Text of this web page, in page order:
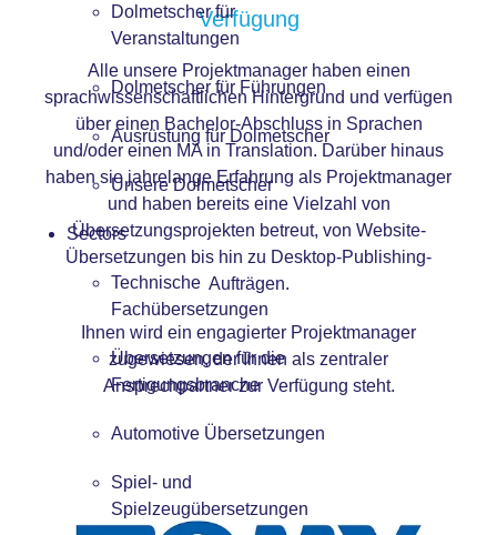
Dolmetscher für
Veranstaltungen
Dolmetscher für Führungen
Ausrüstung für Dolmetscher
Unsere Dolmetscher
Sectors
Technische
Fachübersetzungen
Übersetzungen für die
Fertigungsbranche
Automotive Übersetzungen
Spiel- und
Spielzeugübersetzungen
Verfügung
Alle unsere Projektmanager haben einen
sprachwissenschaftlichen Hintergrund und verfügen
über einen Bachelor-Abschluss in Sprachen
und/oder einen MA in Translation. Darüber hinaus
haben sie jahrelange Erfahrung als Projektmanager
und haben bereits eine Vielzahl von
Übersetzungsprojekten betreut, von Website-
Übersetzungen bis hin zu Desktop-Publishing-
Aufträgen.
Ihnen wird ein engagierter Projektmanager
zugewiesen, der Ihnen als zentraler
Ansprechpartner zur Verfügung steht.